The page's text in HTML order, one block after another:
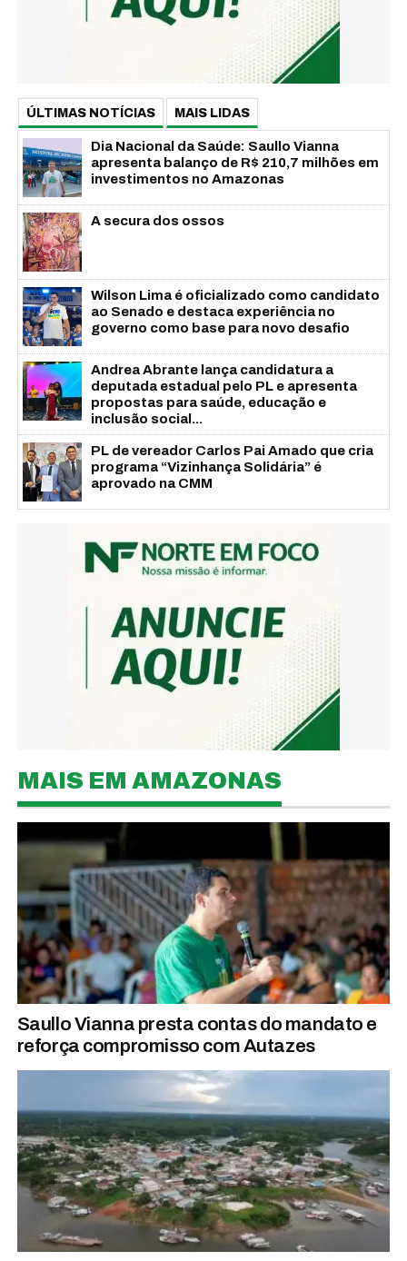
ÚLTIMAS NOTÍCIAS MAIS LIDAS
Dia Nacional da Saúde: Saullo Vianna
apresenta balanço de R$ 210,7 milhões em
investimentos no Amazonas
A secura dos ossos
Wilson Lima é oficializado como candidato
ao Senado e destaca experiência no
governo como base para novo desafio
Andrea Abrante lança candidatura a
deputada estadual pelo PL e apresenta
propostas para saúde, educação e
inclusão social...
PL de vereador Carlos Pai Amado que cria
programa “Vizinhança Solidária” é
aprovado na CMM
MAIS EM AMAZONAS
Saullo Vianna presta contas do mandato e
reforça compromisso com Autazes